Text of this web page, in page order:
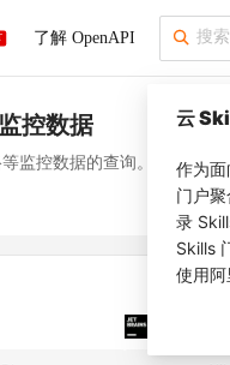
了解 OpenAPI
控数据
监控数据的查询。
云
作为
门户
录
Skills
使用阿